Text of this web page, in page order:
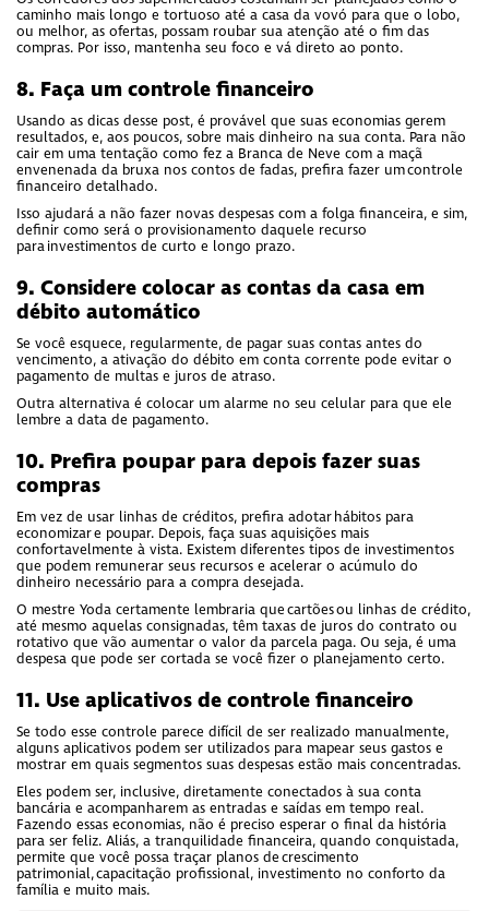
caminho mais longo e tortuoso até a casa da vovó para que o lobo,
ou melhor, as ofertas, possam roubar sua atenção até o fim das
compras. Por isso, mantenha seu foco e vá direto ao ponto.
8. Faça um controle financeiro
Usando as dicas desse post, é provável que suas economias gerem
resultados, e, aos poucos, sobre mais dinheiro na sua conta. Para não
cair em uma tentação como fez a Branca de Neve com a maçã
envenenada da bruxa nos contos de fadas, prefira fazer um controle
financeiro detalhado.
Isso ajudará a não fazer novas despesas com a folga financeira, e sim,
definir como será o provisionamento daquele recurso
para investimentos de curto e longo prazo.
9. Considere colocar as contas da casa em
débito automático
Se você esquece, regularmente, de pagar suas contas antes do
vencimento, a ativação do débito em conta corrente pode evitar o
pagamento de multas e juros de atraso.
Outra alternativa é colocar um alarme no seu celular para que ele
lembre a data de pagamento.
10. Prefira poupar para depois fazer suas
compras
Em vez de usar linhas de créditos, prefira adotar hábitos para
economizar e poupar. Depois, faça suas aquisições mais
confortavelmente à vista. Existem diferentes tipos de investimentos
que podem remunerar seus recursos e acelerar o acúmulo do
dinheiro necessário para a compra desejada.
O mestre Yoda certamente lembraria que cartões ou linhas de crédito,
até mesmo aquelas consignadas, têm taxas de juros do contrato ou
rotativo que vão aumentar o valor da parcela paga. Ou seja, é uma
despesa que pode ser cortada se você fizer o planejamento certo.
11. Use aplicativos de controle financeiro
Se todo esse controle parece difícil de ser realizado manualmente,
alguns aplicativos podem ser utilizados para mapear seus gastos e
mostrar em quais segmentos suas despesas estão mais concentradas.
Eles podem ser, inclusive, diretamente conectados à sua conta
bancária e acompanharem as entradas e saídas em tempo real.
Fazendo essas economias, não é preciso esperar o final da história
para ser feliz. Aliás, a tranquilidade financeira, quando conquistada,
permite que você possa traçar planos de crescimento
patrimonial, capacitação profissional, investimento no conforto da
família e muito mais.